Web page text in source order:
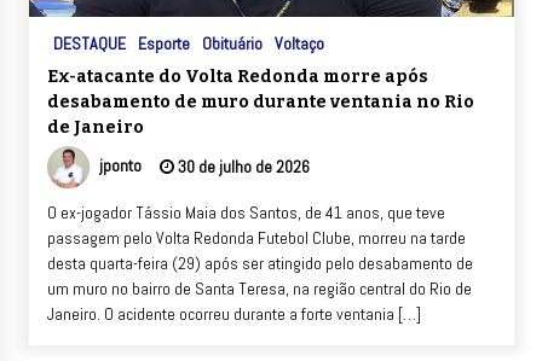
DESTAQUE Esporte Obituário Voltaço
Ex-atacante do Volta Redonda morre após
desabamento de muro durante ventania no Rio
de Janeiro
jponto 30 de julho de 2026
O ex-jogador Tássio Maia dos Santos, de 41 anos, que teve
passagem pelo Volta Redonda Futebol Clube, morreu na tarde
desta quarta-feira (29) após ser atingido pelo desabamento de
um muro no bairro de Santa Teresa, na região central do Rio de
Janeiro. O acidente ocorreu durante a forte ventania […]